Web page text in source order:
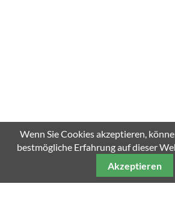
Wenn Sie Cookies akzeptieren,
bestmögliche Erfahrung auf dieser
Akzeptieren